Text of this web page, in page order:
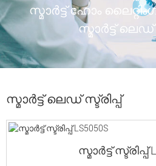
സ്മാർട്ട് ഹോം
സ്മാർട്ട് ലെഡ്
സ്മാർട്ട് ലെഡ് സ്ട്രിപ്പ്
സ്മാർട്ട് സ്ട്രിപ്പ്